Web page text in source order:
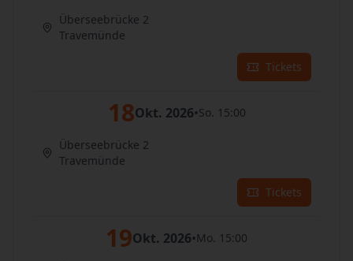
Überseebrücke 2
Travemünde
Tickets
18Okt. 2026•So. 15:00
Überseebrücke 2
Travemünde
Tickets
19Okt. 2026•Mo. 15:00